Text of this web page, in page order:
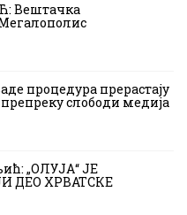
Вештачка
процедура прерастају
слободи медија
„ОЛУЈА“ ЈЕ
ДЕО ХРВАТСКЕ